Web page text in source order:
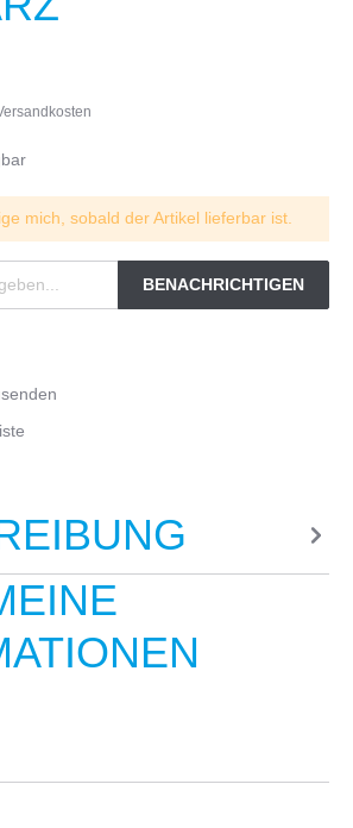
mich, sobald der Artikel lieferbar ist.
BENACHRICHTIGEN